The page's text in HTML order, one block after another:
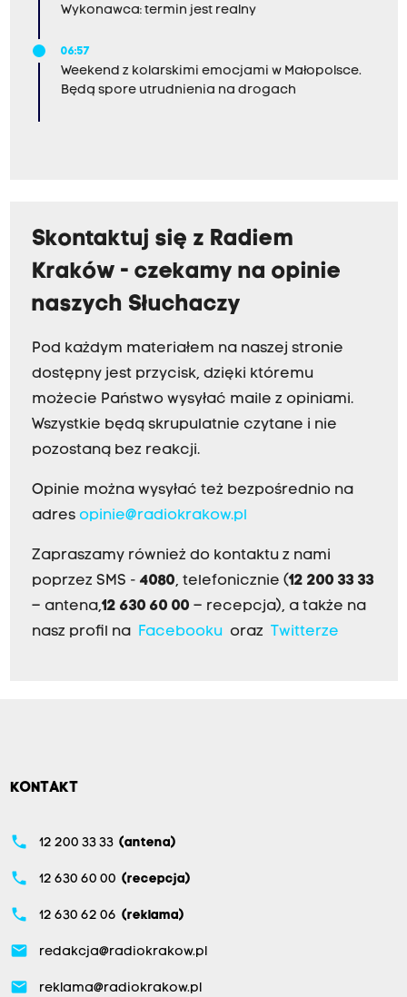
Wykonawca: termin jest realny
06:57
Weekend z kolarskimi emocjami w Małopolsce.
Będą spore utrudnienia na drogach
Skontaktuj się z Radiem
Kraków - czekamy na opinie
naszych Słuchaczy
Pod każdym materiałem na naszej stronie
dostępny jest przycisk, dzięki któremu
możecie Państwo wysyłać maile z opiniami.
Wszystkie będą skrupulatnie czytane i nie
pozostaną bez reakcji.
Opinie można wysyłać też bezpośrednio na
adres opinie@radiokrakow.pl
Zapraszamy również do kontaktu z nami
poprzez SMS - 4080, telefonicznie (12 200 33 33
– antena,12 630 60 00 – recepcja), a także na
nasz profil na Facebookuoraz Twitterze
KONTAKT
phone 12 200 33 33 (antena)
phone 12 630 60 00 (recepcja)
phone 12 630 62 06 (reklama)
email redakcja@radiokrakow.pl
email reklama@radiokrakow.pl